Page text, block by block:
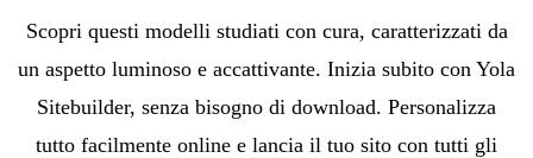
Scopri questi modelli studiati con cura, caratterizzati da
un aspetto luminoso e accattivante. Inizia subito con Yola
Sitebuilder, senza bisogno di download. Personalizza
tutto facilmente online e lancia il tuo sito con tutti gli